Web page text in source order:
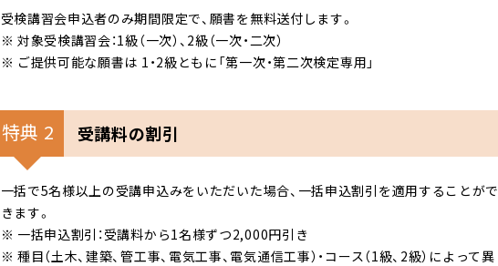
受検講習会申込者のみ期間限定で、願書を無料送付します。
※ 対象受検講習会：1級（一次）、2級（一次・二次）
※ ご提供可能な願書は 1・2級ともに「第一次・第二次検定専用」
特典 2 受講料の割引
一括で5名様以上の受講申込みをいただいた場合、一括申込割引を適用することがで
きます。
※ 一括申込割引：受講料から1名様ずつ2,000円引き
※ 種目（土木、建築、管工事、電気工事、電気通信工事）・コース（1級、2級）によって異